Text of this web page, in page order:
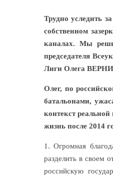
Трудно уследить
собственном
каналах. Мы
председателя
Лиги Олега
Олег, по
батальонами,
контекст
жизнь после 2014
1. Огромная
разделить в своем
российскую